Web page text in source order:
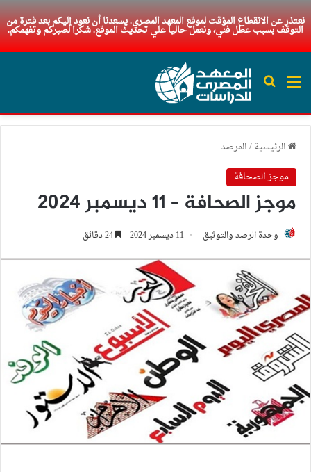
نعتذر عن الانقطاع المؤقت لموقع المعهد المصري. يسعدنا أن نعود إليكم بعد فترة من
التوقف بسبب عطل فني، ونعمل حاليا علي تحديث الموقع. شكرا لصبركم وتفهمكم.
القائمة بحث عن
الرئيسية/المرصد
موجز الصحافة
موجز الصحافة – 11 ديسمبر 2024
وحدة الرصد والتوثيق 11 ديسمبر 2024